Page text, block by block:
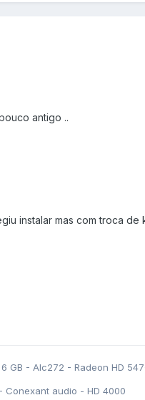
antigo ..
instalar mas com troca de
GB - Alc272 - Radeon HD
Conexant audio - HD 4000